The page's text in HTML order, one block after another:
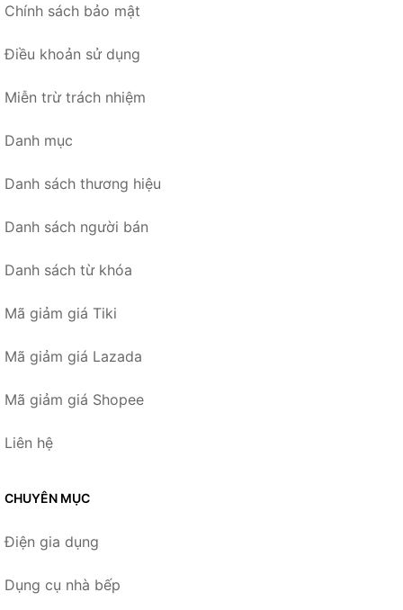
Chính sách bảo mật
Điều khoản sử dụng
Miễn trừ trách nhiệm
Danh mục
Danh sách thương hiệu
Danh sách người bán
Danh sách từ khóa
Mã giảm giá Tiki
Mã giảm giá Lazada
Mã giảm giá Shopee
Liên hệ
CHUYÊN MỤC
Điện gia dụng
Dụng cụ nhà bếp